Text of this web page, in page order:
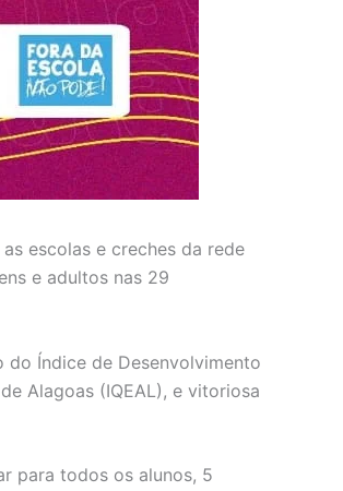
escolas e creches da rede
e adultos nas 29
do Índice de Desenvolvimento
Alagoas (IQEAL), e vitoriosa
para todos os alunos, 5